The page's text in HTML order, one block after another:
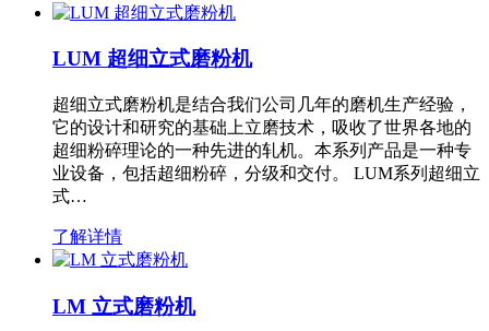
LUM 超细立式磨粉机
超细立式磨粉机是结合我们公司几年的磨机生产经验，
它的设计和研究的基础上立磨技术，吸收了世界各地的
超细粉碎理论的一种先进的轧机。本系列产品是一种专
业设备，包括超细粉碎，分级和交付。 LUM系列超细立
式…
了解详情
LM 立式磨粉机